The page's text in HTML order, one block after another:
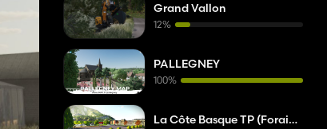
Grand Vallon
12%
PALLEGNEY
100%
La Côte Basque TP (Forain, Cirque)